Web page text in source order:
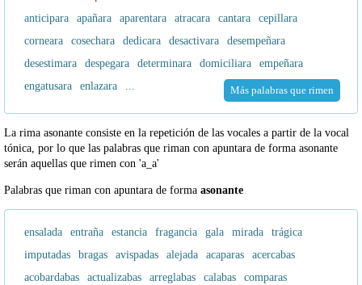
anticipara
apañara aparentara atracara cantara
cepillara
corneara
cosechara dedicara desactivara
desempeñara
desestimara
despegara determinara domiciliara
empeñara
engatusara
enlazara ... Más palabras que rimen
La rima asonante consiste en la repetición de las vocales a partir de la vocal
tónica, por lo que las palabras que riman con apuntara de forma asonante
serán aquellas que rimen con 'a_a'
Palabras que riman con apuntara de forma asonante
ensalada entraña estancia fragancia gala mirada
trágica
imputadas
bragas avispadas alejada acaparas
acercabas
acobardabas
actualizabas arreglabas calabas
comparas